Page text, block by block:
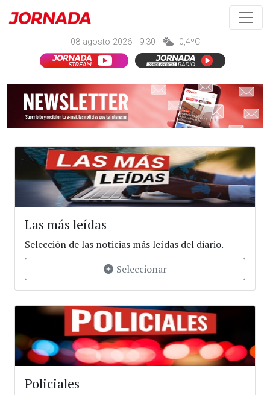
08 agosto 2026 - 9:30 - -0,4ºC
Las más leídas
Selección de las noticias más leídas del diario.
Seleccionar
Policiales